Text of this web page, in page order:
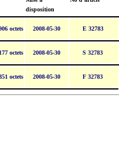
disposition
octets 2008-05-30 E 32783
octets 2008-05-30 S 32783
octets 2008-05-30 F 32783